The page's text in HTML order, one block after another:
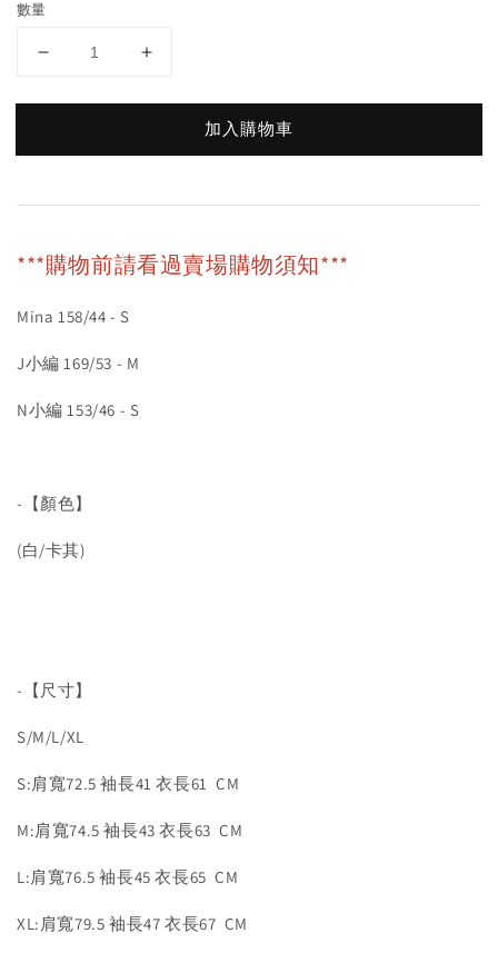
數量
加入購物車
***購物前請看過賣場購物須知***
Mina 158/44 - S
J小編 169/53 - M
N小編 153/46 - S
-【顏色】
(白/卡其)
-【尺寸】
S/M/L/XL
S:肩寬72.5 袖長41 衣長61 CM
M:肩寬74.5 袖長43 衣長63 CM
L:肩寬76.5 袖長45 衣長65 CM
XL:肩寬79.5 袖長47 衣長67 CM